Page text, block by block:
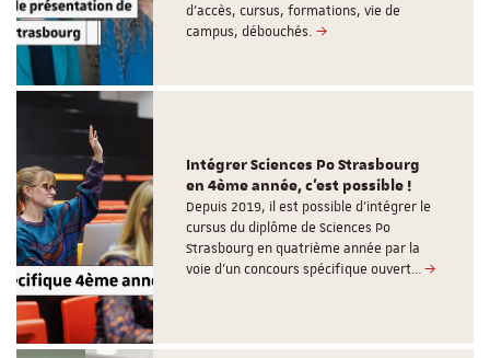
d'accès, cursus, formations, vie de
campus, débouchés.
Intégrer Sciences Po Strasbourg
en 4ème année, c'est possible !
Depuis 2019, il est possible d’intégrer le
cursus du diplôme de Sciences Po
Strasbourg en quatrième année par la
voie d’un concours spécifique ouvert…